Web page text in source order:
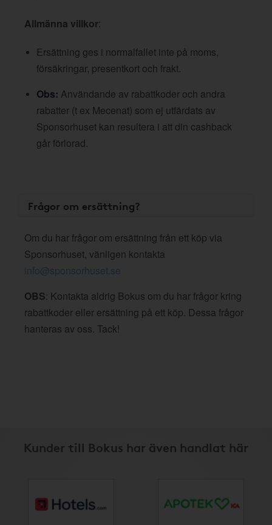
Allmänna villkor:
Ersättning ges i normalfallet inte på moms,
försäkringar, presentkort och frakt.
Obs: Användande av rabattkoder och andra
rabatter (t ex Mecenat) som ej utfärdats av
Sponsorhuset kan resultera i att din cashback
går förlorad.
Frågor om ersättning?
Om du har frågor om ersättning från ett köp via
Sponsorhuset, vänligen kontakta
info@sponsorhuset.se
OBS: Kontakta aldrig Bokus om du har frågor kring
rabattkoder eller ersättning på ett köp. Dessa frågor
hanteras av oss. Tack!
Kunder till Bokus har även handlat här